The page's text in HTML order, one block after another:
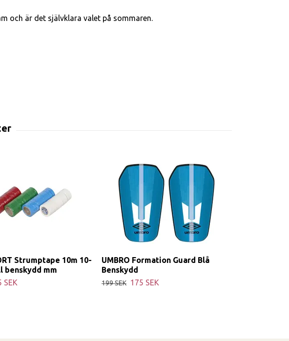
och är det självklara valet på sommaren.
Strumptape 10m 10-
benskydd mm
SEK
UMBRO Formation Guard Blå
Benskydd
199 SEK 175 SEK